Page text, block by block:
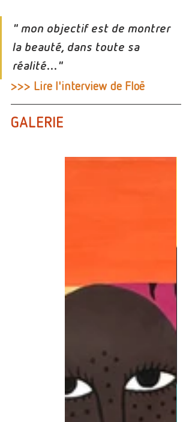
" mon objectif est de montrer
la beauté, dans toute sa
réalité..."
>>> Lire l'interview de Floē
GALERIE